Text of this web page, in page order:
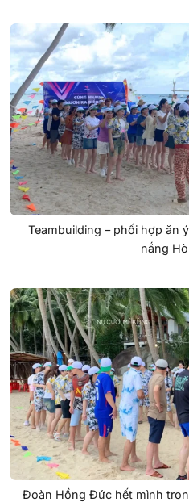
Teambuilding – phối hợp ăn
nắng
Đoàn Hồng Đức hết mình